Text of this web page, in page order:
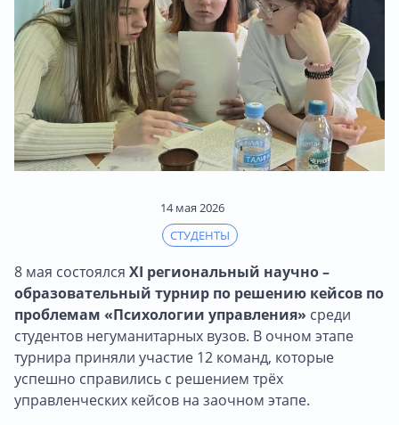
14 мая 2026
СТУДЕНТЫ
8 мая состоялся XI региональный научно –
образовательный турнир по решению кейсов по
проблемам «Психологии управления» среди
студентов негуманитарных вузов. В очном этапе
турнира приняли участие 12 команд, которые
успешно справились с решением трёх
управленческих кейсов на заочном этапе.